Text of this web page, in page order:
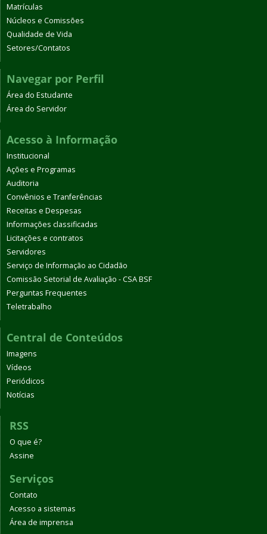
Matrículas
Núcleos e Comissões
Qualidade de Vida
Setores/Contatos
Navegar por Perfil
Área do Estudante
Área do Servidor
Acesso à Informação
Institucional
Ações e Programas
Auditoria
Convênios e Tranferências
Receitas e Despesas
Informações classificadas
Licitações e contratos
Servidores
Serviço de Informação ao Cidadão
Comissão Setorial de Avaliação - CSA BSF
Perguntas Frequentes
Teletrabalho
Central de Conteúdos
Imagens
Vídeos
Periódicos
Notícias
RSS
O que é?
Assine
Serviços
Contato
Acesso a sistemas
Área de imprensa